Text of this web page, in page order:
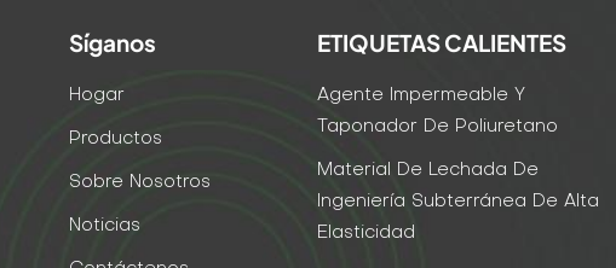
Síganos
Hogar
Productos
Sobre Nosotros
Noticias
ETIQUETAS CALIENTES
Agente Impermeable Y
Taponador De Poliuretano
Material De Lechada De
Ingeniería Subterránea De Alta
Elasticidad